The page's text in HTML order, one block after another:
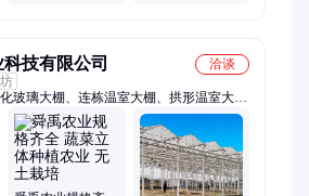
技有限公司
洽谈
玻璃大棚、连栋温室大棚、拱形温室大
大棚、日光温室大棚、锯齿大棚、花卉大
棚、智能玻璃大棚、智能温室大棚、大棚